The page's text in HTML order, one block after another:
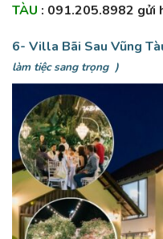
TÀU : 091.205.8982 gửi
6- Villa Bãi Sau Vũng
làm tiệc sang trọng )